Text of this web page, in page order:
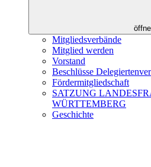
Mitgliedsverbände
Mitglied werden
Vorstand
Beschlüsse
Fördermitgliedschaft
SATZUNG
WÜRTTEMBERG
Geschichte